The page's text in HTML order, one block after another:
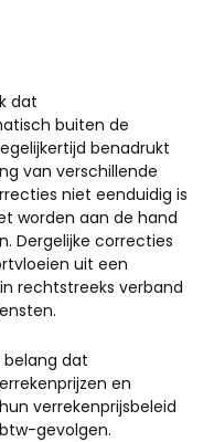
dat
buiten de
benadrukt
van verschillende
niet eenduidig is
worden aan de hand
Dergelijke correcties
uit een
rechtstreeks verband
belang dat
en
verrekenprijsbeleid
gevolgen.